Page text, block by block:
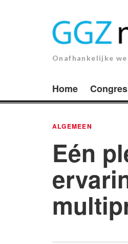
Onafhankelijke
Home
ALGEMEEN
Eén